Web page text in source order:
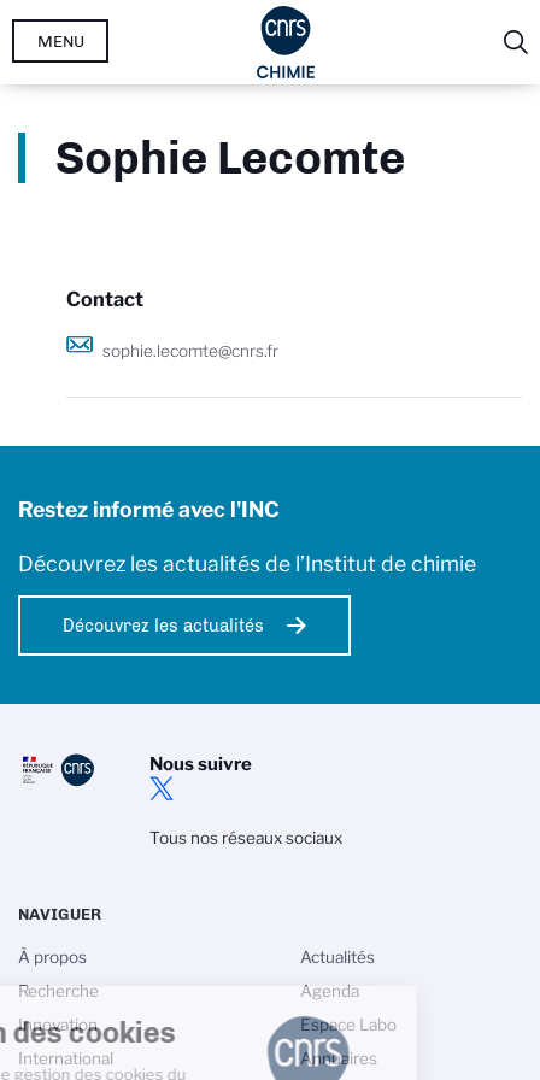
Aller
MENU
Sophie Lecomte
Contact
sophie.lecomte@cnrs.fr
Restez informé avec l'INC
Découvrez les actualités de l’Institut de chimie
Découvrez les actualités
Nous suivre
Tous nos réseaux sociaux
NAVIGUER
À propos
Recherche
Innovation
International
Actualités
Agenda
Espace Labo
Annuaires
des cookies
de gestion des cookies du